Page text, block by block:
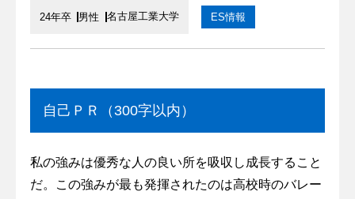
24年卒 男性 名古屋工業大学 ES情報
自己ＰＲ（300字以内）
私の強みは優秀な人の良い所を吸収し成長すること
だ。この強みが最も発揮されたのは高校時のバレー